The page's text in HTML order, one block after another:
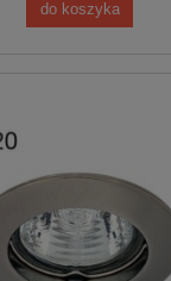
do koszyka